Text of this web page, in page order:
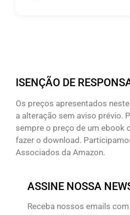
ISENÇÃO DE
Os preços apresentados
a alteração sem aviso prévio.
sempre o preço de um ebook
fazer o download.
Associados da Amazon.
ASSINE NOSSA
Receba nossos emails